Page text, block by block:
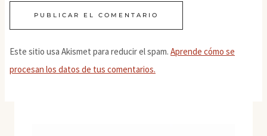
Este sitio usa Akismet para reducir el spam. Aprende cómo se
procesan los datos de tus comentarios.